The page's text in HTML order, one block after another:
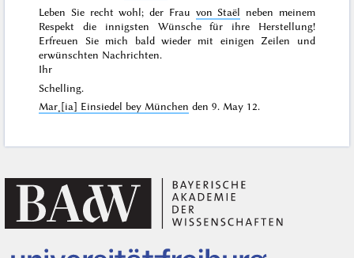
Leben Sie recht wohl; der Frau von Staël neben meinem
Respekt die innigsten Wünsche für ihre Herstellung!
Erfreuen Sie mich bald wieder mit einigen Zeilen und
erwünschten Nachrichten.
Ihr
Schelling.
Mar˖[ia] Einsiedel bey München den9. May 12.